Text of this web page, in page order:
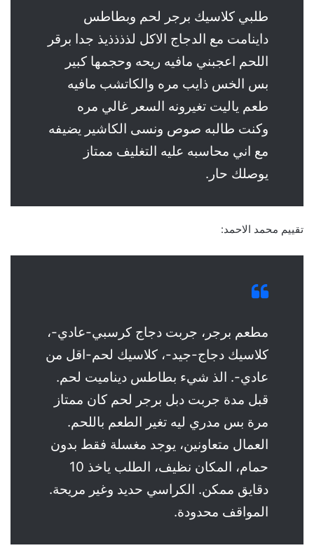
طلبي كلاسيك برجر لحم وبطاطس
داينامت مع الدجاج الاكل لذذذذيذ جدا برقر
اللحم اعجبني مافيه ريحه وحجمها كبير
بس الخس ذايب مره والكاتشب مافيه
طعم ياليت تغيرونه السعر غالي مره
وكنت طالبه صوص ونسى الكاشير يضيفه
مع اني محاسبه عليه التغليف ممتاز
يوصلك حار.
تقييم محمد الاحمد:
مطعم برجر، جربت دجاج كرسبي-عادي-،
كلاسيك دجاج-جيد-، كلاسيك لحم-اقل من
عادي-. الذ شيء بطاطس ديناميت لحم.
قبل مدة جربت دبل برجر لحم كان ممتاز
مرة بس مدري ليه تغير الطعم باللحم.
العمال متعاونين، يوجد مغسلة فقط بدون
حمام، المكان نظيف، الطلب ياخذ 10
دقايق ممكن. الكراسي حديد وغير مريحة.
المواقف محدودة.